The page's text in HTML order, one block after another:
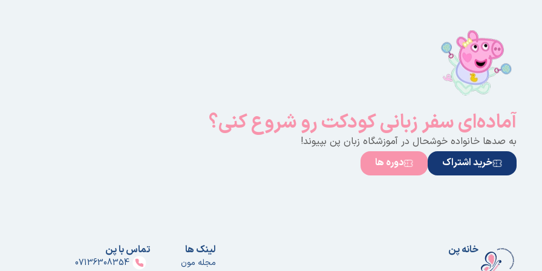
سوپر وای – فصل سوم- قسمت ۱۸
سوپر وای – فصل سوم- قسمت ۱۹
سوپر وای – فصل سوم- قسمت ۲۰
آماده‌ای سفر زبانی کودکت رو شروع کنی؟
به صدها خانواده خوشحال در آموزشگاه زبان پن بپیوند!
خرید اشتراک
دوره ها
خانه پن لینک ها
مجله مون
تماس با پن
07136308354